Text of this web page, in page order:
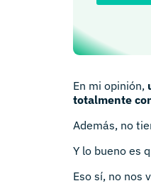
En mi opinión,
totalmente
Además, no
Y lo bueno es
Eso sí, no nos